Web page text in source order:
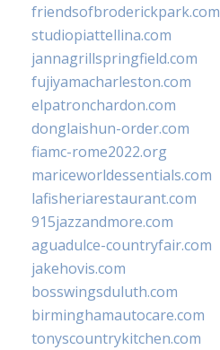
friendsofbroderickpark.com
studiopiattellina.com
jannagrillspringfield.com
fujiyamacharleston.com
elpatronchardon.com
donglaishun-order.com
fiamc-rome2022.org
mariceworldessentials.com
lafisheriarestaurant.com
915jazzandmore.com
aguadulce-countryfair.com
jakehovis.com
bosswingsduluth.com
birminghamautocare.com
tonyscountrykitchen.com